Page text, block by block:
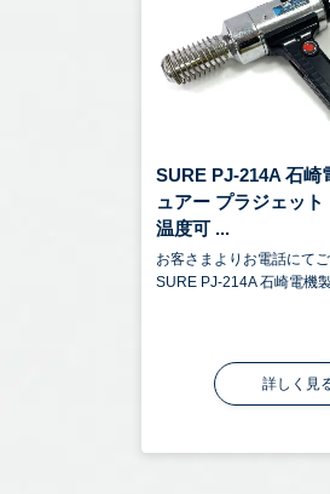
SURE PJ-214A 石崎
ュアー プラジェッ
温度可 ...
お客さまよりお電話にてご
SURE PJ-214A 石崎電機
詳しく見